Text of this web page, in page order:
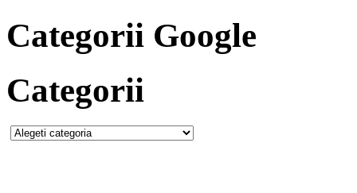
Categorii Google
Categorii